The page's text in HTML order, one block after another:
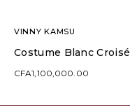
VINNY KAMSU
Costume Blanc Croisé
CFA1,100,000.00